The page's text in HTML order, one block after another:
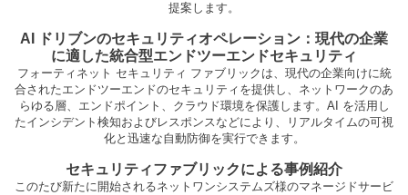
提案します。
AI ドリブンのセキュリティオペレーション：現代の企業
に適した統合型エンドツーエンドセキュリティ
フォーティネット セキュリティ ファブリックは、現代の企業向けに統
合されたエンドツーエンドのセキュリティを提供し、ネットワークのあ
らゆる層、エンドポイント、クラウド環境を保護します。AI を活用し
たインシデント検知およびレスポンスなどにより、リアルタイムの可視
化と迅速な自動防御を実行できます。
セキュリティファブリックによる事例紹介
このたび新たに開始されるネットワンシステムズ様のマネージドサービ